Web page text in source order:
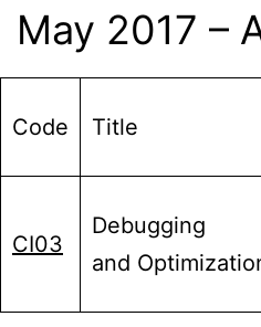
May 2017 –
Code Title
CI03
Debugging
and